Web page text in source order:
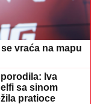
vraća na mapu
Iva
sa sinom
pratioce